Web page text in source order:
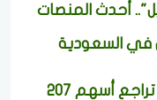
أحدث المنصات
في السعودية
تاسي يغلق منخفضًا 0.5% وسط تراجع أسهم 207